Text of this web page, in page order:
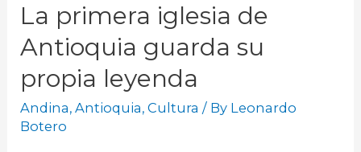
La primera iglesia de
Antioquia guarda su
propia leyenda
Andina,Antioquia,Cultura / By Leonardo
Botero